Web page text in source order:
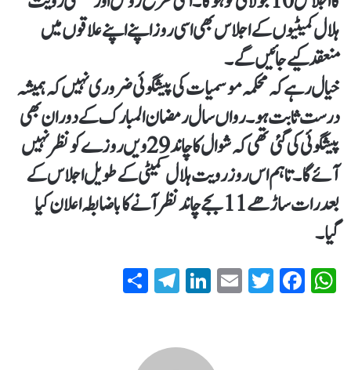
ہلال کمیٹیوں کے اجلاس بھی اسی روز اپنے اپنے علاقوں میں
منعقد کیے جائیں گے۔
خیال رہے کہ محکمہ موسمیات کی پیشگوئی ضروری نہیں کہ ہمیشہ
درست ثابت ہو۔ رواں سال رمضان المبارک کے دوران بھی
پیشگوئی کی گئی تھی کہ شوال کا چاند 29 ویں روزے کو نظر نہیں
آئے گا۔ تاہم اس روز رویت ہلال کمیٹی کے طویل اجلاس کے
بعد رات ساڑھے 11 بجے چاند نظر آنے کا باضابطہ اعلان کیا
گیا۔
W
ha
Fa
ce
T
wi
E
m
Li
nk
In
T
el
ra